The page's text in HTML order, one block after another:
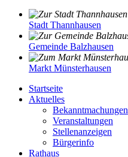
Stadt Thannhausen
Gemeinde Balzhausen
Markt Münsterhausen
Startseite
Aktuelles
Bekanntmachungen
Veranstaltungen
Stellenanzeigen
Bürgerinfo
Rathaus